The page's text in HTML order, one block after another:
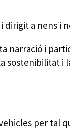
dirigit a nens i
narració i
sostenibilitat
per tal